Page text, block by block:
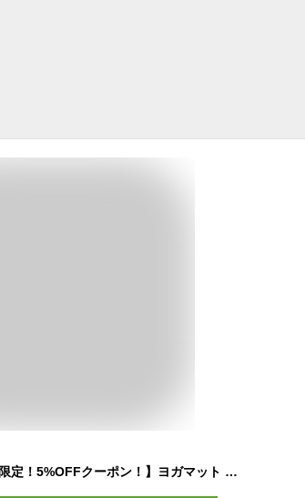
【送料無料＆6月期間限定！5%OFFクーポン！】ヨガマット 8mm ノンスリップヨガマット(183×61×0.8cm) ヨガマット ストレッチ ヨガ ラグ トレーニング エクササイズ ホットヨガ クッション ピラティス ダイエット 首 腰痛 肩コリ